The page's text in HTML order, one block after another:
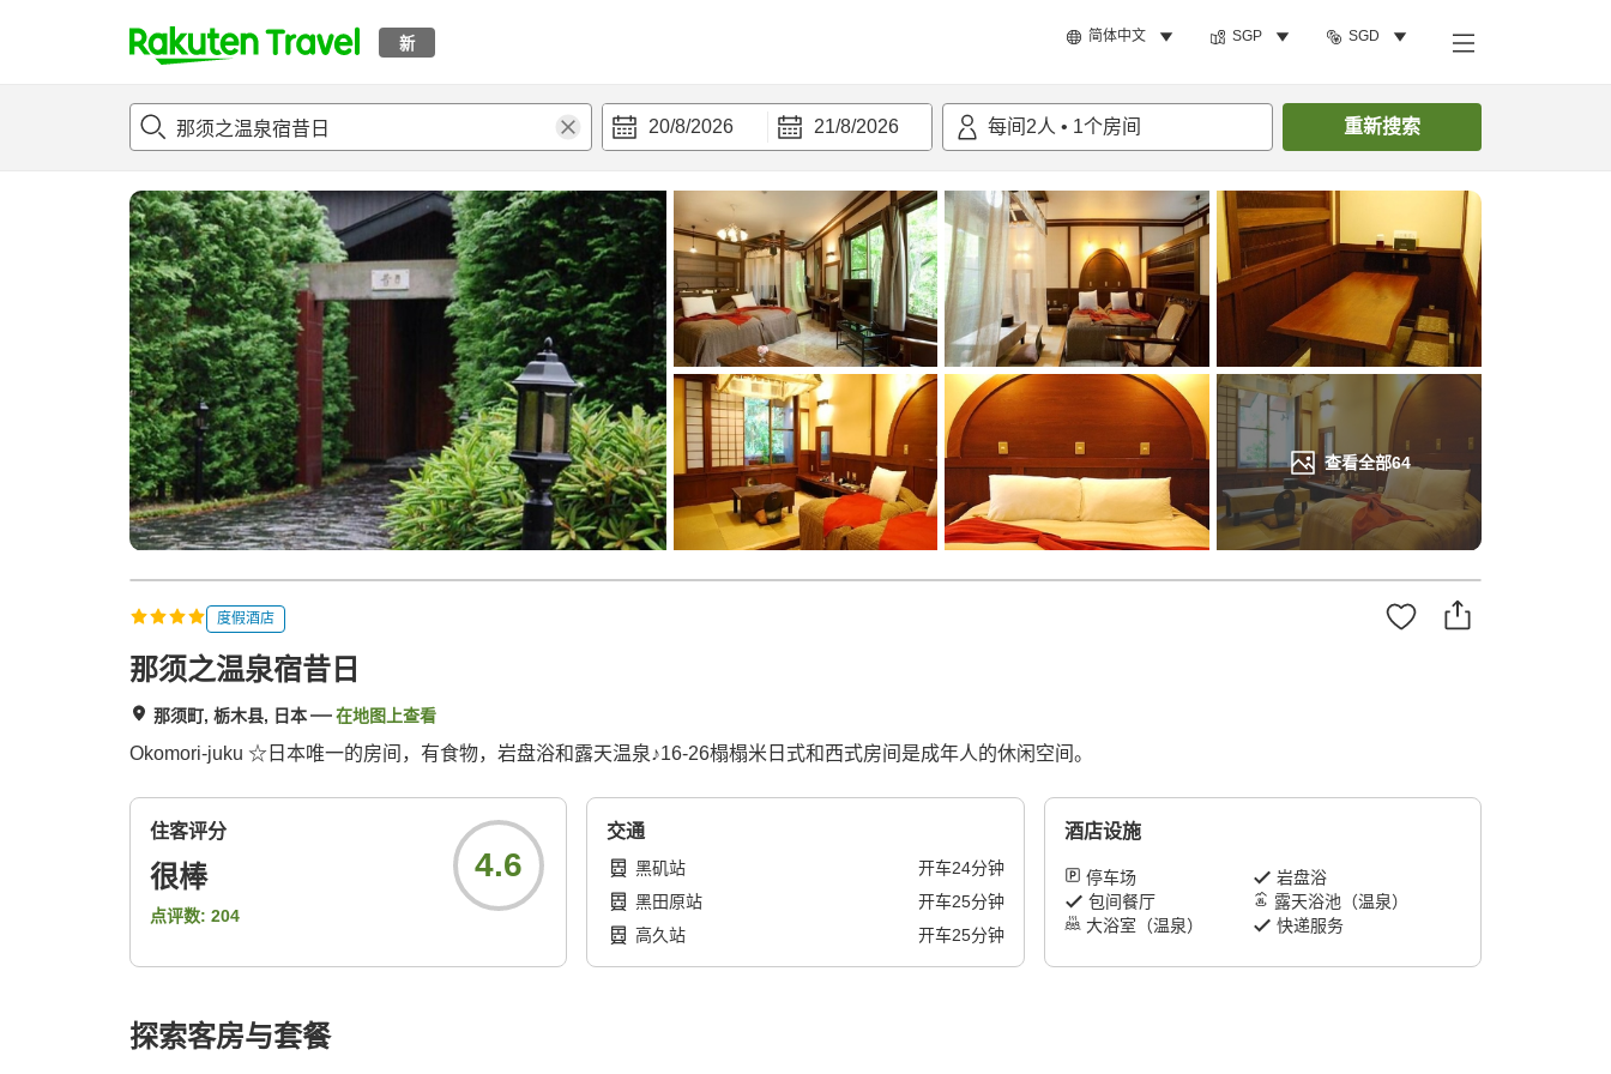
新 简体中文 SGP SGD
t
p
a
g
e
_
s
e
a
r
c
h
20/8/2026 21/8/2026 每间 2人 • 1个房间 重新搜索
查看全部64
概况 客房及住宿套餐评论设施 搜索客房
度假酒店
那须之温泉宿昔日
那须町, 栃木县, 日本 在地图上查看
Okomori-juku ☆日本唯一的房间，有食物，岩盘浴和露天温泉♪16-26榻榻米日式和西式房间是成年人的休闲空间。
住客评分
很棒
点评数: 204
4.6
交通
黑矶站 开车24分钟
黑田原站
开车25分钟
高久站
开车25分钟
酒店设施
停车场
岩盘浴
包间餐厅
露天浴池（温泉）
大浴室（温泉）
快递服务
探索客房与套餐